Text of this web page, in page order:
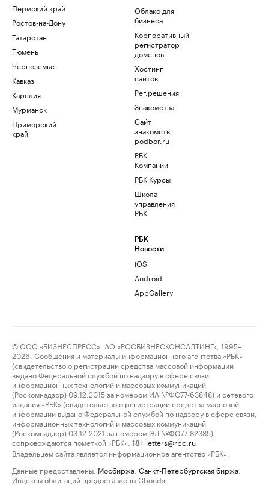
Пермский край
Ростов-на-Дону
Татарстан
Тюмень
Черноземье
Кавказ
Карелия
Мурманск
Приморский
край
Облако для
бизнеса
Корпоративный
регистратор
доменов
Хостинг
сайтов
Рег.решения
Знакомства
Сайт
знакомств
podbor.ru
РБК
Компании
РБК Курсы
Школа
управления
РБК
РБК
Новости
iOS
Android
AppGallery
© ООО «БИЗНЕСПРЕСС», АО «РОСБИЗНЕСКОНСАЛТИНГ», 1995–
2026. Сообщения и материалы информационного агентства «РБК»
(свидетельство о регистрации средства массовой информации
выдано Федеральной службой по надзору в сфере связи,
информационных технологий и массовых коммуникаций
(Роскомнадзор) 09.12.2015 за номером ИА №ФС77-63848) и сетевого
издания «РБК» (свидетельство о регистрации средства массовой
информации выдано Федеральной службой по надзору в сфере связи,
информационных технологий и массовых коммуникаций
(Роскомнадзор) 03.12.2021 за номером ЭЛ №ФС77-82385)
сопровождаются пометкой «РБК».
18+ letters@rbc.ru
Владельцем сайта является информационное агентство «РБК».
Данные предоставлены: Мосбиржа Санкт-Петербургская биржа
Индексы облигаций предоставлены Cbonds.